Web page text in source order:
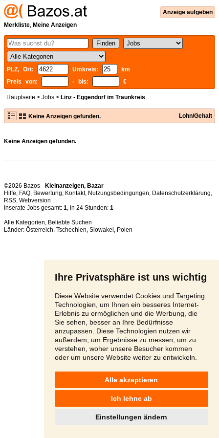
Ihre Privatsphäre ist uns wichtig
Diese Website verwendet Cookies und Targeting
Technologien, um Ihnen ein besseres Internet-
Erlebnis zu ermöglichen und die Werbung, die
Sie sehen, besser an Ihre Bedürfnisse
anzupassen. Diese Technologien nutzen wir
außerdem, um Ergebnisse zu messen, um zu
verstehen, woher unsere Besucher kommen
oder um unsere Website weiter zu entwickeln.
Alle akzeptieren
Ich lehne ab
Einstellungen ändern
Anzeige aufgeben
Merkliste, Meine Anzeigen
PLZ, Ort: Umkreis:
km
Preis von:
- bis: €
Hauptseite > Jobs > Linz - Eggendorf im Traunkreis
Keine Anzeigen gefunden. Lohn/Gehalt
Keine Anzeigen gefunden.
©2026 Bazos - Kleinanzeigen, Bazar
Hilfe, FAQ, Bewertung, Kontakt, Nutzungsbedingungen, Datenschutzerklärung,
RSS,
Inserate Jobs gesamt: 1, in 24 Stunden: 1
Alle Kategorien, Beliebte Suchen
Länder: Österreich, Tschechien, Slowakei, Polen